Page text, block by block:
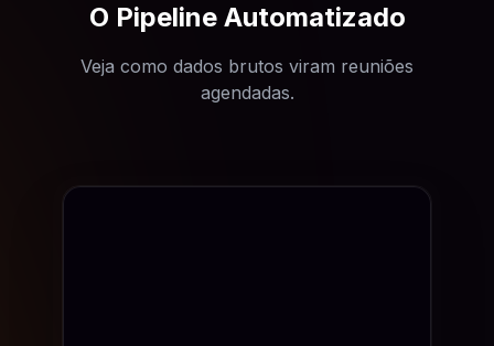
O Pipeline Automatizado
Veja como dados brutos viram reuniões
agendadas.